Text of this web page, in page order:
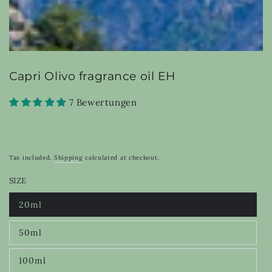
Capri Olivo fragrance oil EH
7 Bewertungen
Tax included. Shipping calculated at checkout.
SIZE
20ml
Variant
sold
or
unavailable
50ml
Variant
sold
or
100ml
Variant